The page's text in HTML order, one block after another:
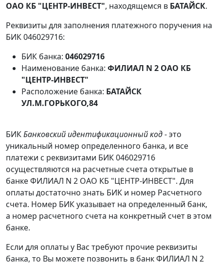
ОАО КБ "ЦЕНТР-ИНВЕСТ", находящемся в БАТАЙСК.
Реквизиты для заполнения платежного поручения на
БИК 046029716:
БИК банка: 046029716
Наименование банка: ФИЛИАЛ N 2 ОАО КБ
"ЦЕНТР-ИНВЕСТ"
Расположение банка: БАТАЙСК
УЛ.М.ГОРЬКОГО,84
БИКБанковский идентификационный код- это
уникальный номер определенного банка, и все
платежи с реквизитами БИК 046029716
осуществляются на расчетные счета открытые в
банке ФИЛИАЛ N 2 ОАО КБ "ЦЕНТР-ИНВЕСТ". Для
оплаты достаточно знать БИК и номер Расчетного
счета. Номер БИК указывает на определенный банк,
а номер расчетного счета на конкретный счет в этом
банке.
Если для оплаты у Вас требуют прочие реквизиты
банка, то Вы можете позвонить в банк ФИЛИАЛ N 2